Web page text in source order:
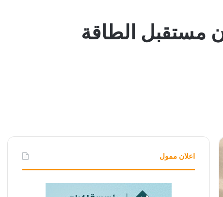
غيّرت المعادن مستقبل الطاقة
اعلان ممول